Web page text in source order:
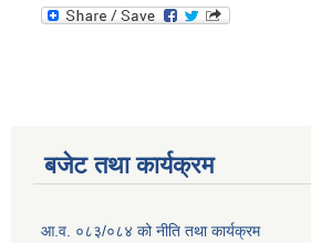
बजेट तथा कार्यक्रम
आ.व. ०८३/०८४ को नीति तथा कार्यक्रम